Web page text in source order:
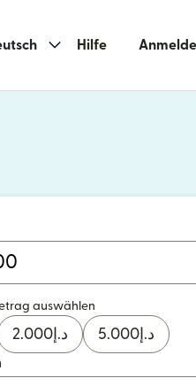
Hilfe
auswählen
د.إ 2.000 د.إ 5.000